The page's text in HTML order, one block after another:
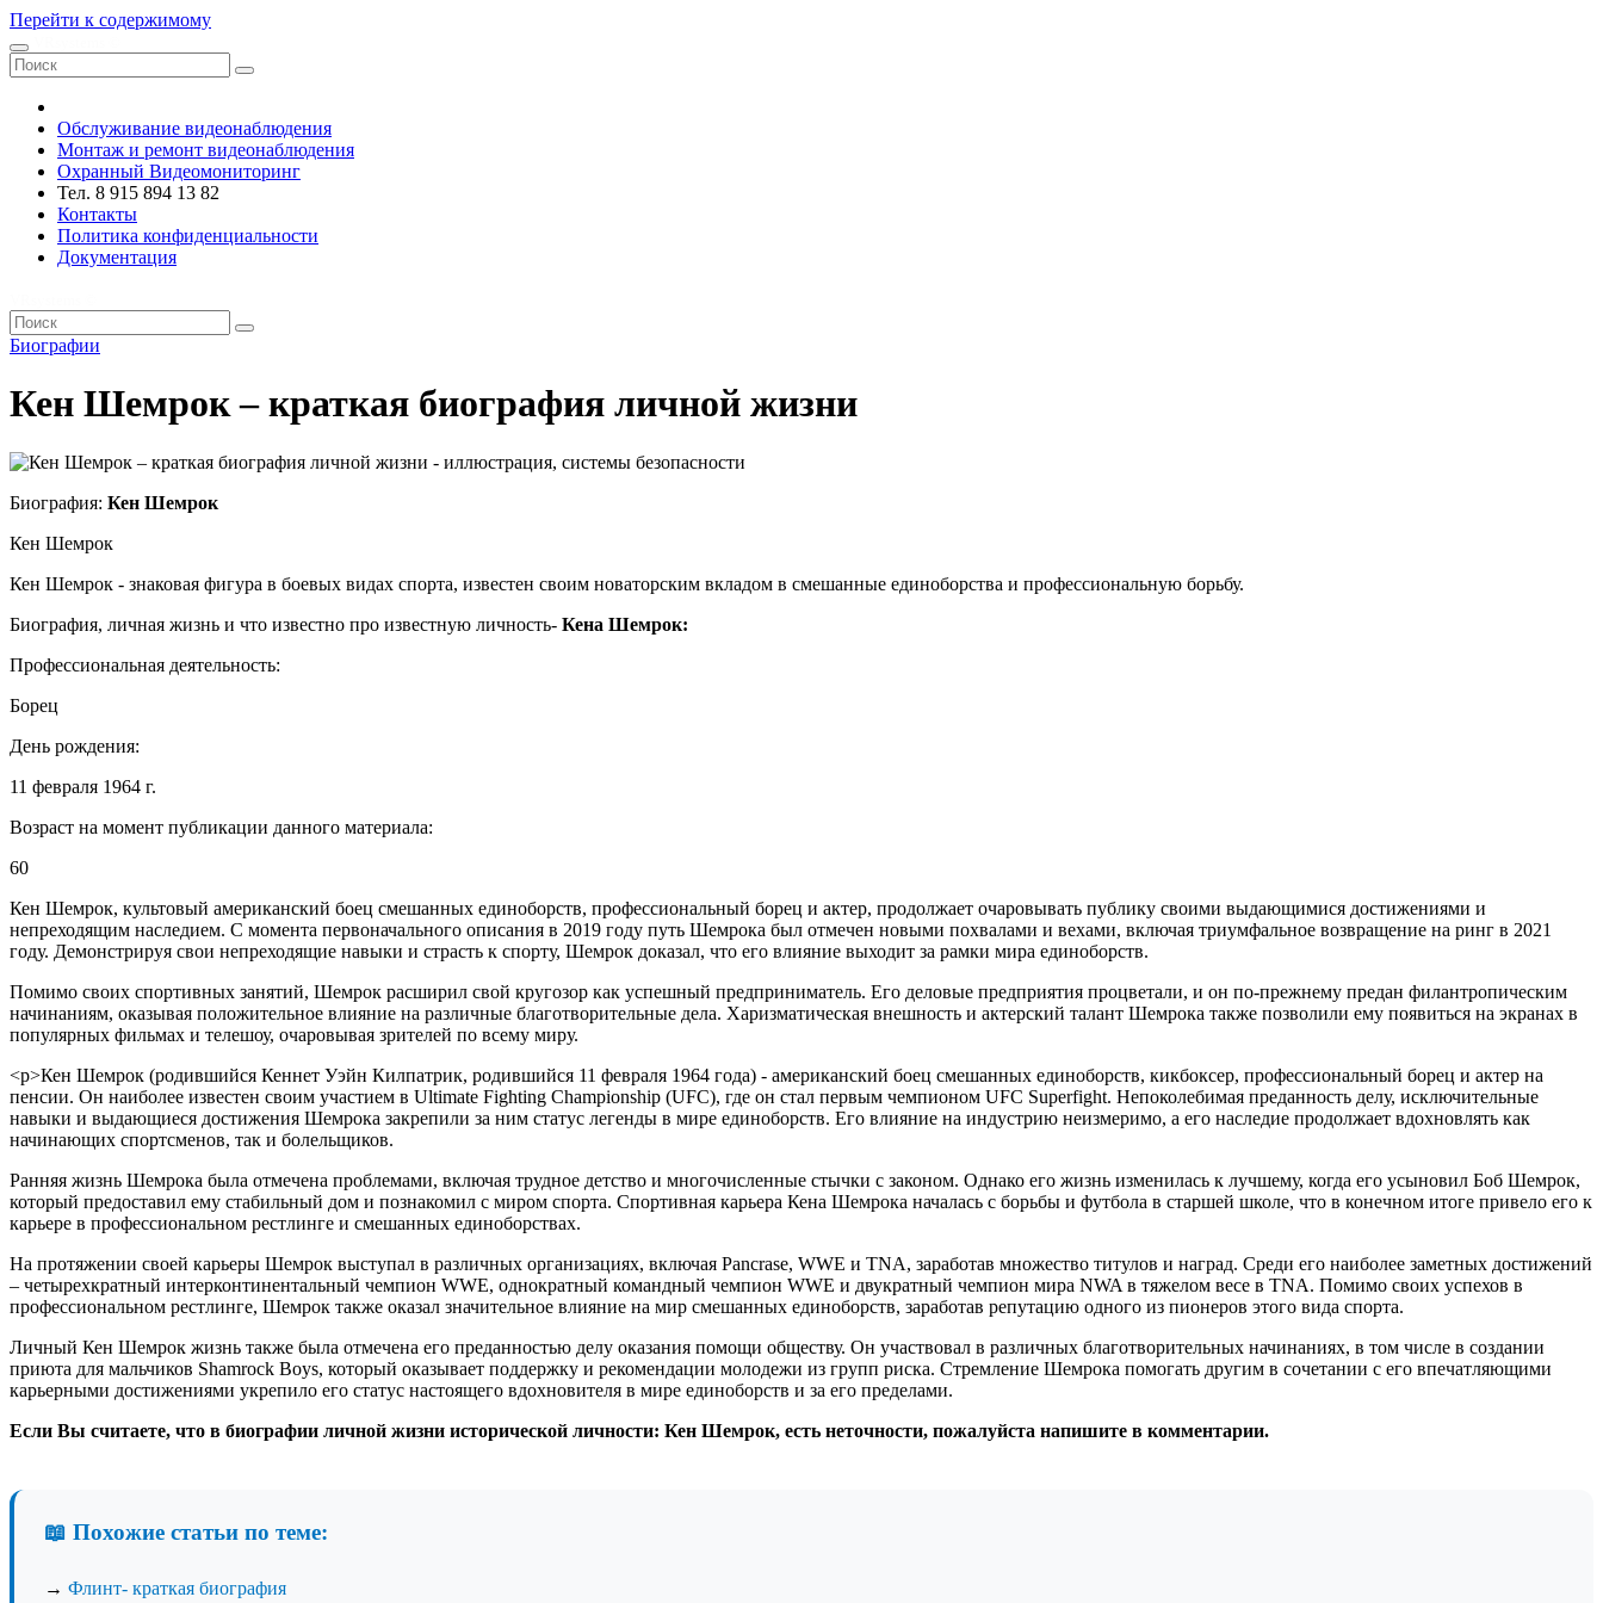
Перейти к содержимому
Обслуживание видеонаблюдения
Монтаж и ремонт видеонаблюдения
Охранный Видеомониторинг
Тел. 8 915 894 13 82
Контакты
Политика конфиденциальности
Документация
Биографии
Кен Шемрок – краткая биография личной жизни
Биография: Кен Шемрок
Кен Шемрок
Кен Шемрок - знаковая фигура в боевых видах спорта, известен своим новаторским вкладом в смешанные единоборства и профессиональную борьбу.
Биография, личная жизнь и что известно про известную личность- Кена Шемрок:
Профессиональная деятельность:
Борец
День рождения:
11 февраля 1964 г.
Возраст на момент публикации данного материала:
60
Кен Шемрок, культовый американский боец ​​смешанных единоборств, профессиональный борец и актер, продолжает очаровывать публику своими выдающимися достижениями и
непреходящим наследием. С момента первоначального описания в 2019 году путь Шемрока был отмечен новыми похвалами и вехами, включая триумфальное возвращение на ринг в 2021
году. Демонстрируя свои непреходящие навыки и страсть к спорту, Шемрок доказал, что его влияние выходит за рамки мира единоборств.
Помимо своих спортивных занятий, Шемрок расширил свой кругозор как успешный предприниматель. Его деловые предприятия процветали, и он по-прежнему предан филантропическим
начинаниям, оказывая положительное влияние на различные благотворительные дела. Харизматическая внешность и актерский талант Шемрока также позволили ему появиться на экранах в
популярных фильмах и телешоу, очаровывая зрителей по всему миру.
<р>Кен Шемрок (родившийся Кеннет Уэйн Килпатрик, родившийся 11 февраля 1964 года) - американский боец ​​смешанных единоборств, кикбоксер, профессиональный борец и актер на
пенсии. Он наиболее известен своим участием в Ultimate Fighting Championship (UFC), где он стал первым чемпионом UFC Superfight. Непоколебимая преданность делу, исключительные
навыки и выдающиеся достижения Шемрока закрепили за ним статус легенды в мире единоборств. Его влияние на индустрию неизмеримо, а его наследие продолжает вдохновлять как
начинающих спортсменов, так и болельщиков.
Ранняя жизнь Шемрока была отмечена проблемами, включая трудное детство и многочисленные стычки с законом. Однако его жизнь изменилась к лучшему, когда его усыновил Боб Шемрок,
который предоставил ему стабильный дом и познакомил с миром спорта. Спортивная карьера Кена Шемрока началась с борьбы и футбола в старшей школе, что в конечном итоге привело его к
карьере в профессиональном рестлинге и смешанных единоборствах.
На протяжении своей карьеры Шемрок выступал в различных организациях, включая Pancrase, WWE и TNA, заработав множество титулов и наград. Среди его наиболее заметных достижений
– четырехкратный интерконтинентальный чемпион WWE, однократный командный чемпион WWE и двукратный чемпион мира NWA в тяжелом весе в TNA. Помимо своих успехов в
профессиональном рестлинге, Шемрок также оказал значительное влияние на мир смешанных единоборств, заработав репутацию одного из пионеров этого вида спорта.
Личный Кен Шемрок жизнь также была отмечена его преданностью делу оказания помощи обществу. Он участвовал в различных благотворительных начинаниях, в том числе в создании
приюта для мальчиков Shamrock Boys, который оказывает поддержку и рекомендации молодежи из групп риска. Стремление Шемрока помогать другим в сочетании с его впечатляющими
карьерными достижениями укрепило его статус настоящего вдохновителя в мире единоборств и за его пределами.
Если Вы считаете, что в биографии личной жизни исторической личности: Кен Шемрок, есть неточности, пожалуйста напишите в комментарии.
📖 Похожие статьи по теме:
→ Флинт- краткая биография